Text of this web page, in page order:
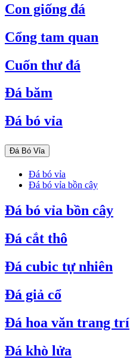
Con giống đá
Cổng tam quan
Cuốn thư đá
Đá băm
Đá bó vỉa
Đá Bó Vỉa
Đá bó vỉa
Đá bó vỉa bồn cây
Đá bó vỉa bồn cây
Đá cắt thô
Đá cubic tự nhiên
Đá giả cổ
Đá hoa văn trang trí
Đá khò lửa